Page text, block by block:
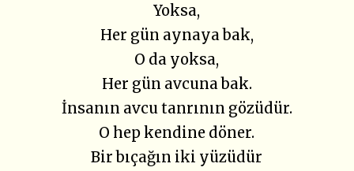
Yoksa,
Her gün aynaya bak,
O da yoksa,
Her gün avcuna bak.
İnsanın avcu tanrının gözüdür.
O hep kendine döner.
Bir bıçağın iki yüzüdür